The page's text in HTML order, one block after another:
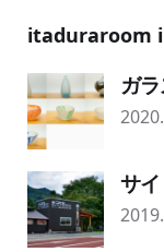
itaduraroom
ガ
サ